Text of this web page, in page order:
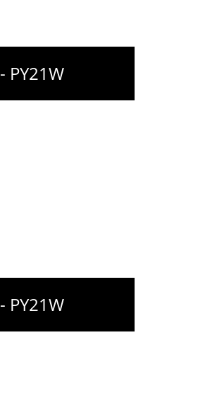
PY21W
PY21W